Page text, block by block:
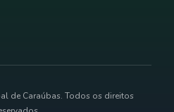
de Caraúbas. Todos os direitos